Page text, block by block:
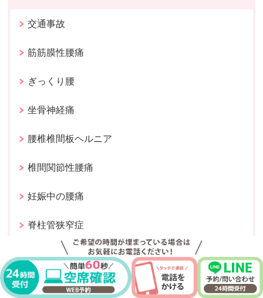
交通事故
筋筋膜性腰痛
ぎっくり腰
坐骨神経痛
腰椎椎間板ヘルニア
椎間関節性腰痛
妊娠中の腰痛
脊柱管狭窄症
産後骨盤矯正
肩こり